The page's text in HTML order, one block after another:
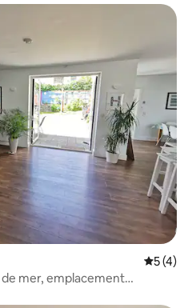
5 (4)
de mer, emplacement